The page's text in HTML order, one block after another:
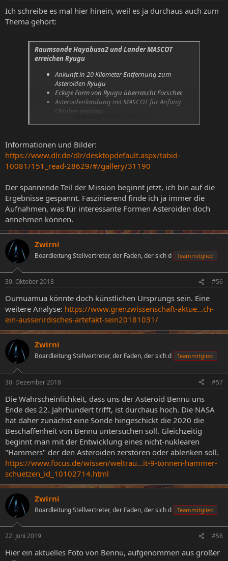
Ich schreibe es mal hier hinein, weil es ja durchaus auch zum
Thema gehört:
Raumsonde Hayabusa2 und Lander MASCOT
erreichen Ryugu
Ankunft in 20 Kilometer Entfernung zum
Asteroiden Ryugu
Eckige Form von Ryugu überrascht Forscher.
Asteroidenlandung mit MASCOT für Anfang
Oktober geplant.
Informationen und Bilder:
https://www.dlr.de/dlr/desktopdefault.aspx/tabid-
10081/151_read-28629/#/gallery/31190
Der spannende Teil der Mission beginnt jetzt, ich bin auf die
Ergebnisse gespannt. Faszinierend finde ich ja immer die
Aufnahmen, was für interessante Formen Asteroiden doch
annehmen können.
Zwirni
Boardleitung Stellvertreter, der Faden, der sich d Teammitglied
30. Oktober 2018 #56
Oumuamua könnte doch künstlichen Ursprungs sein. Eine
weitere Analyse: https://www.grenzwissenschaft-aktue...ch-
ein-ausserirdisches-artefakt-sein20181031/
Zwirni
Boardleitung Stellvertreter, der Faden, der sich d Teammitglied
30. Dezember 2018 #57
Die Wahrscheinlichkeit, dass uns der Asteroid Bennu uns
Ende des 22. Jahrhundert trifft, ist durchaus hoch. Die NASA
hat daher zunächst eine Sonde hingeschickt die 2020 die
Beschaffenheit von Bennu untersuchen soll. Gleichzeitig
beginnt man mit der Entwicklung eines nicht-nuklearen
"Hammers" der den Asteroiden zerstören oder ablenken soll.
https://www.focus.de/wissen/weltrau...it-9-tonnen-hammer-
schuetzen_id_10102714.html
Zwirni
Boardleitung Stellvertreter, der Faden, der sich d Teammitglied
22. Juni 2019 #58
Hier ein aktuelles Foto von Bennu, aufgenommen aus großer